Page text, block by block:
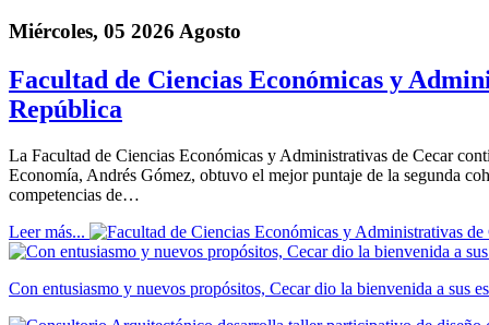
Miércoles, 05 2026 Agosto
Facultad de Ciencias Económicas y
República
La Facultad de Ciencias Económicas y Administrativas de Cecar
Economía, Andrés Gómez, obtuvo el mejor puntaje de la segunda
competencias de…
Leer más...
Con entusiasmo y nuevos propósitos, Cecar dio la bienvenida a sus